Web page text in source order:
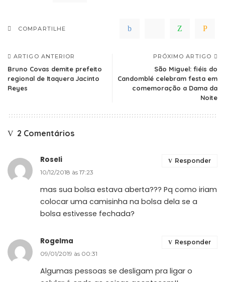
COMPARTILHE
ARTIGO ANTERIOR
Bruno Covas demite prefeito
regional de Itaquera Jacinto
Reyes
PRÓXIMO ARTIGO
São Miguel: fiéis do
Candomblé celebram festa em
comemoração a Dama da
Noite
2 Comentários
Roseli
10/12/2018 às 17:23
mas sua bolsa estava aberta??? Pq como iriam
colocar uma camisinha na bolsa dela se a
bolsa estivesse fechada?
Responder
Rogelma
09/01/2019 às 00:31
Algumas pessoas se desligam pra ligar o
Responder